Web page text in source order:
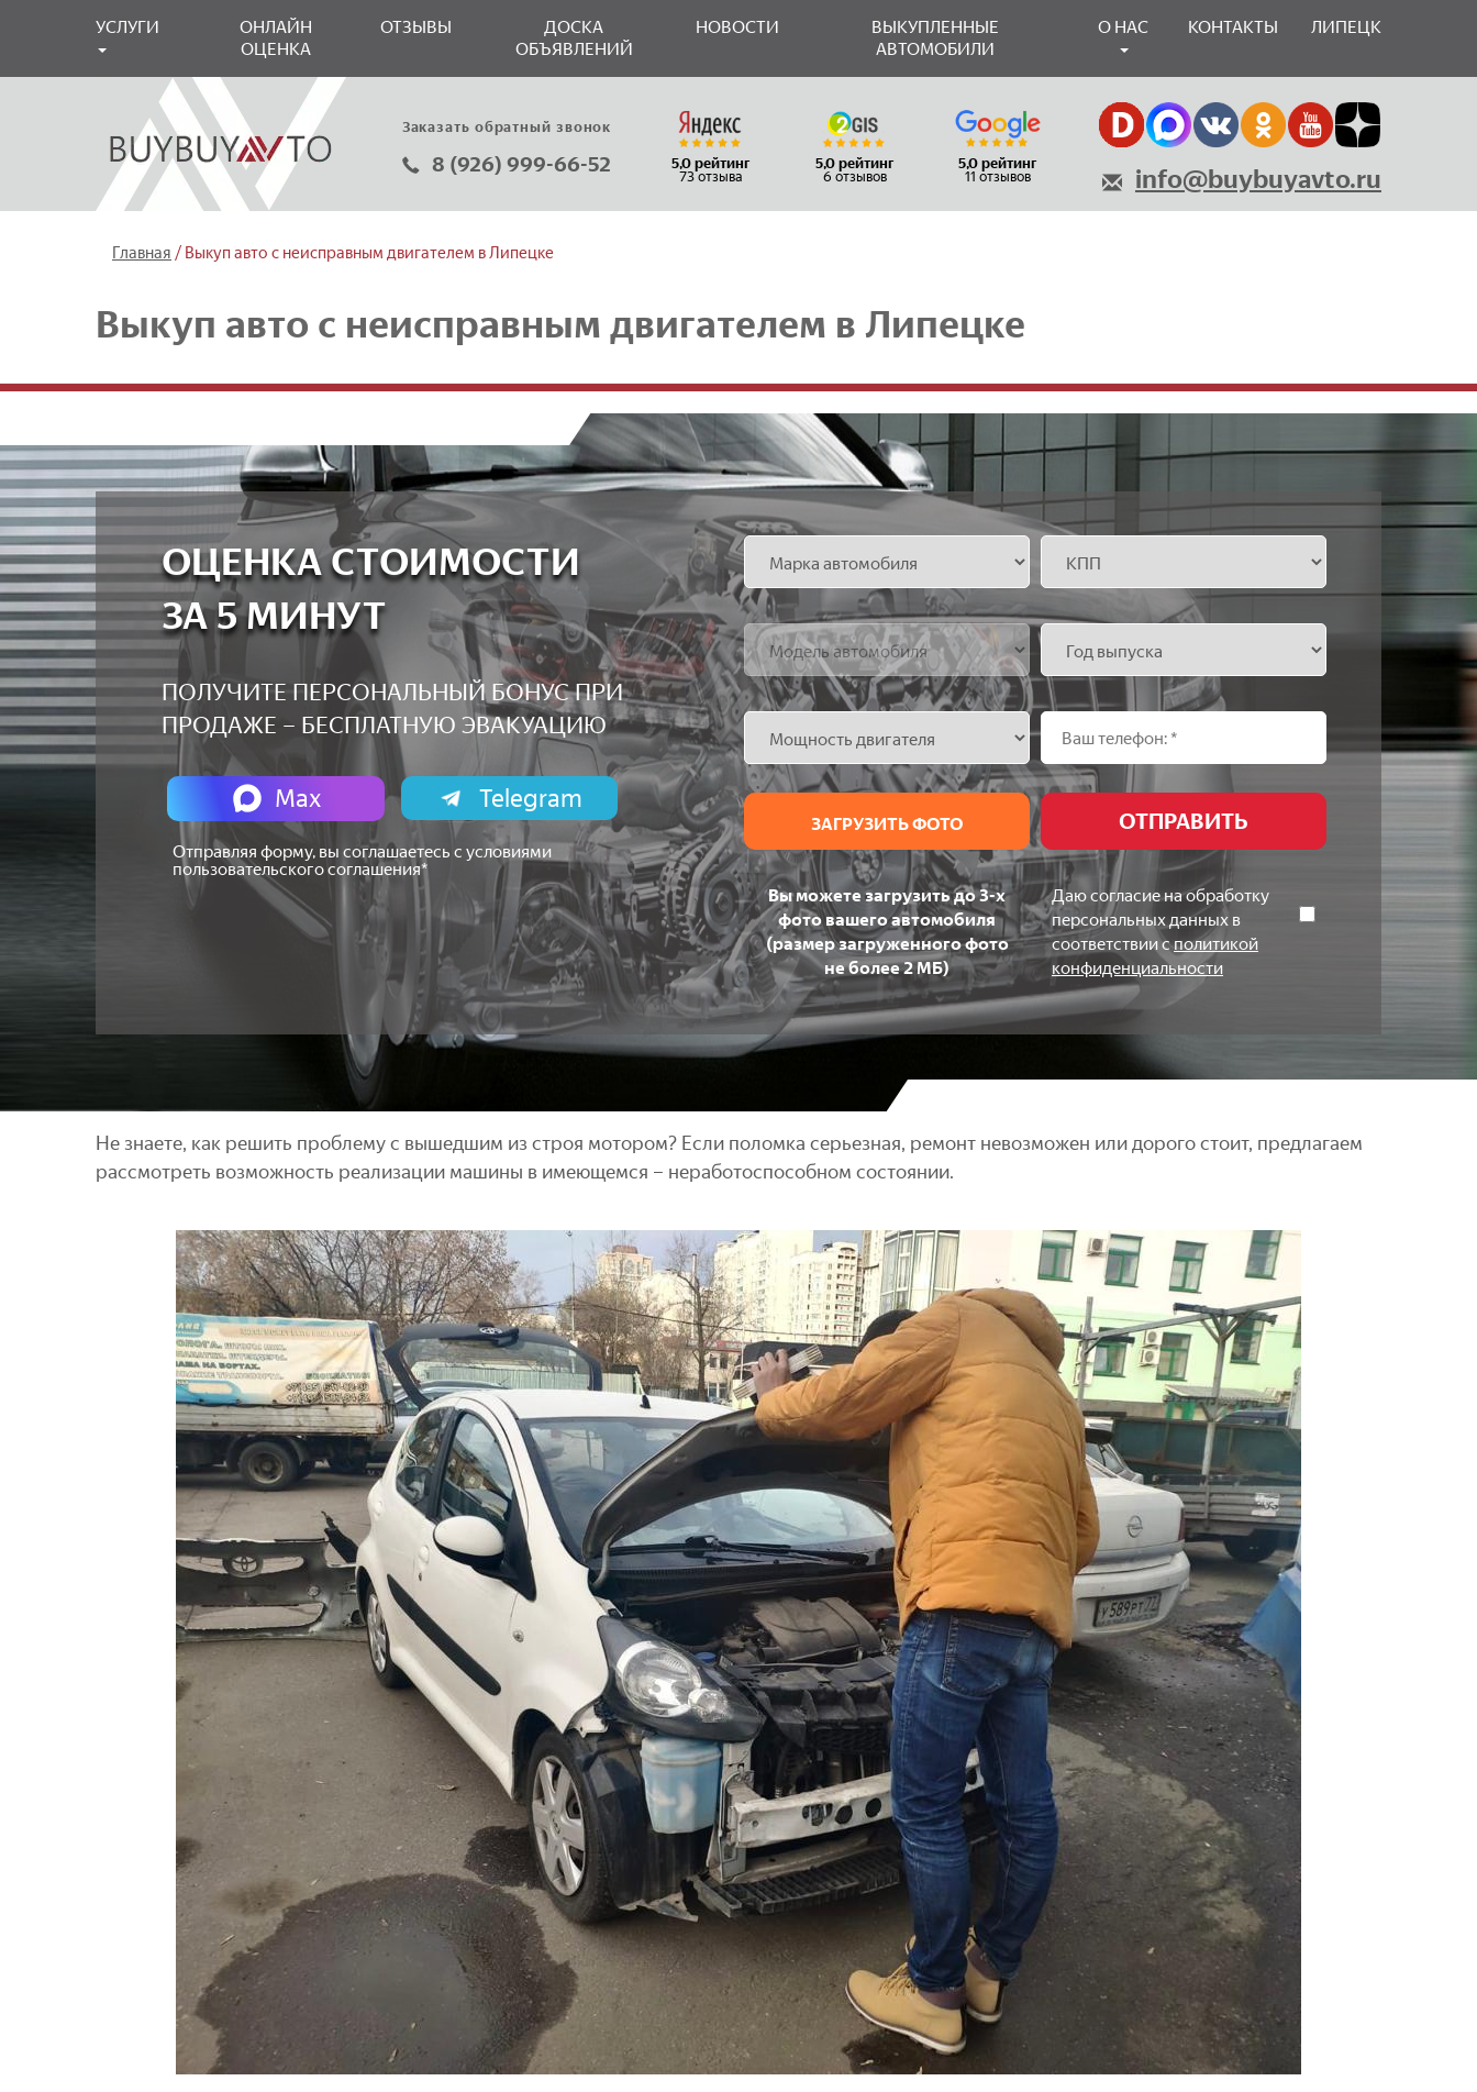
УСЛУГИ
ОНЛАЙН
ОЦЕНКА
ОТЗЫВЫ
ДОСКА
ОБЪЯВЛЕНИЙ
НОВОСТИ
ВЫКУПЛЕННЫЕ
АВТОМОБИЛИ
О НАС КОНТАКТЫ ЛИПЕЦК
info@buybuyavto.ru
5,0 рейтинг
73 отзыва
5,0 рейтинг
6 отзывов
5,0 рейтинг
11 отзывов
Заказать обратный звонок
8 (926) 999-66-52
Главная / Выкуп авто с неисправным двигателем в Липецке
Выкуп авто с неисправным двигателем в Липецке
ОЦЕНКА СТОИМОСТИ
ЗА 5 МИНУТ
ПОЛУЧИТЕ ПЕРСОНАЛЬНЫЙ БОНУС ПРИ
ПРОДАЖЕ – БЕСПЛАТНУЮ ЭВАКУАЦИЮ
Max Telegram
Отправляя форму, вы соглашаетесь с условиями
пользовательского соглашения*
ЗАГРУЗИТЬ ФОТО
Вы можете загрузить до 3-х
фото вашего автомобиля
(размер загруженного фото
не более 2 МБ)
Даю согласие на обработку
персональных данных в
соответствии сполитикой
конфиденциальности
Не знаете, как решить проблему с вышедшим из строя мотором? Если поломка серьезная, ремонт невозможен или дорого стоит, предлагаем
рассмотреть возможность реализации машины в имеющемся – неработоспособном состоянии.